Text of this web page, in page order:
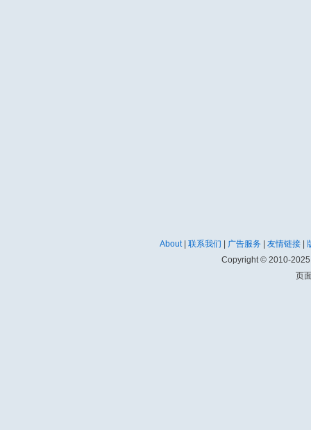
About| 联系我们 广告服务 友情链接|
Copyright © 2010-
页